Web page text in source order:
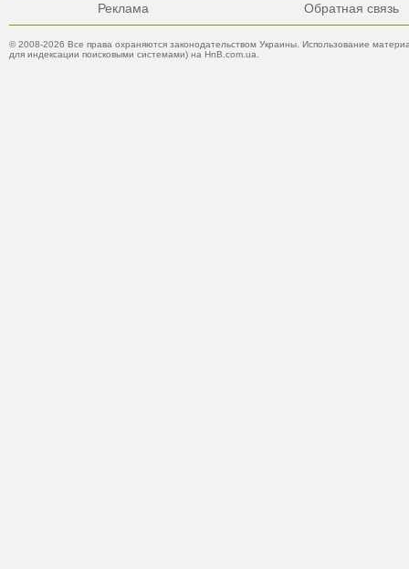
Реклама Обратная связь
© 2008-2026 Все права охраняются законодательством Украины. Использование
для индексации поисковыми системами) на HnB.com.ua.